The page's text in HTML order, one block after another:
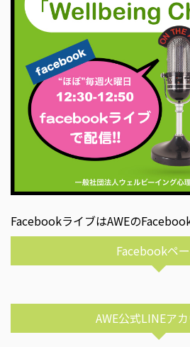
FacebookライブはAWEの
Facebookペ
AWE公式LINEア